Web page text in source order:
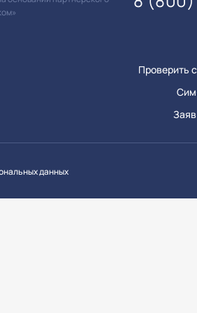
Проверить
данных